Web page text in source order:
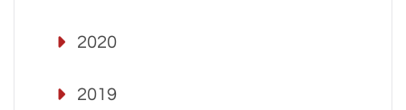
2020
2019